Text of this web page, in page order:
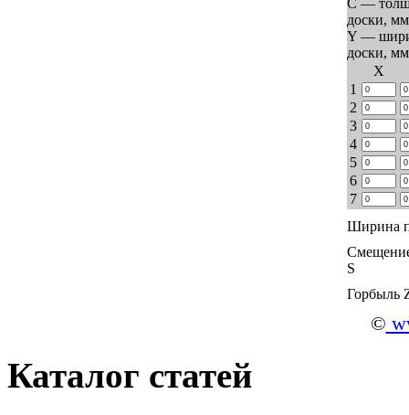
доски, мм
Y —
доски, мм
Х
1
2
3
4
5
6
7
Ширина
S
Горбыль
©
Каталог статей